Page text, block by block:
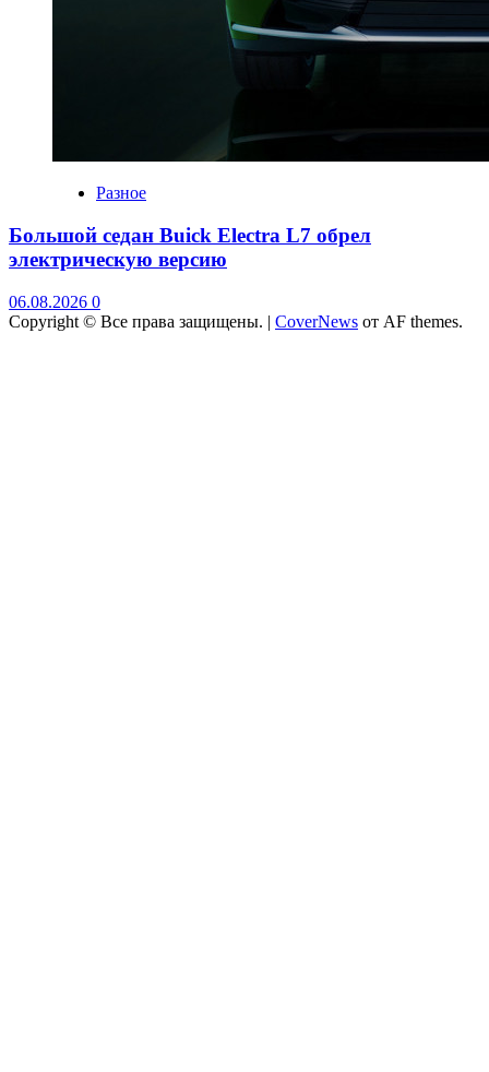
Разное
Большой седан Buick Electra L7 обрел
электрическую версию
06.08.2026 0
Copyright © Все права защищены. | CoverNews от AF themes.